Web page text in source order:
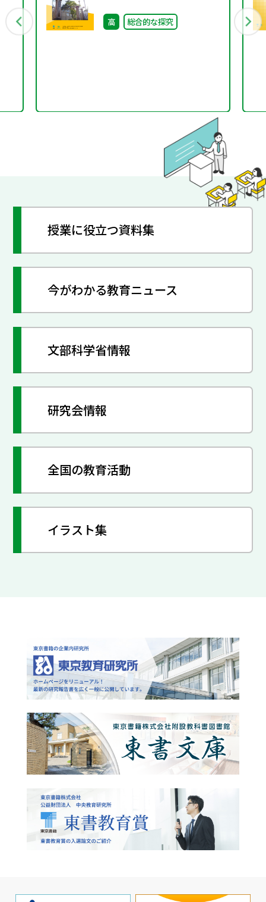
③～地域を学びの庭へ、
フィールド探究部10年の
高 総合的な探究
授業に役立つ資料集
今がわかる教育ニュース
文部科学省情報
研究会情報
全国の教育活動
イラスト集